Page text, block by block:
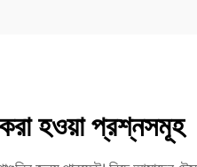
হওয়া প্রশ্নসমূহ